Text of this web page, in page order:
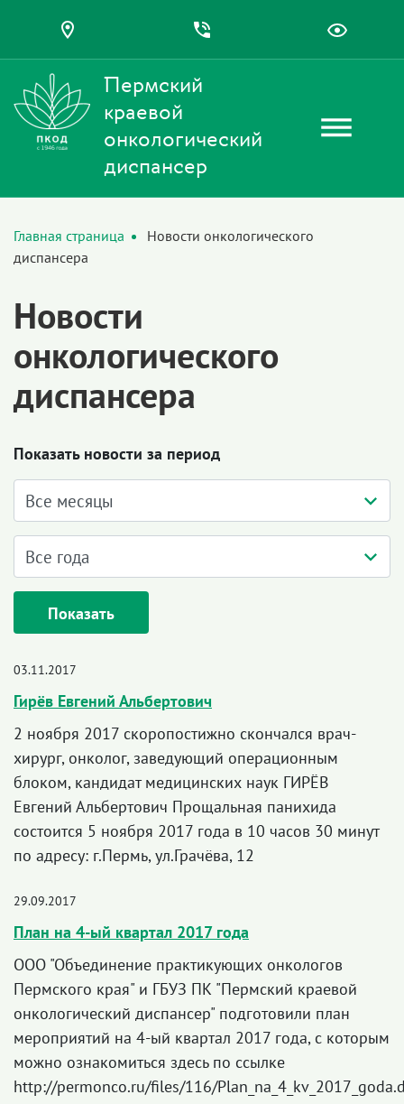
Пермский
краевой
онкологический
диспансер
Главная страница
Новости онкологического
диспансера
Новости
онкологического
диспансера
Показать новости за период
Показать
03.11.2017
Гирёв Евгений Альбертович
2 ноября 2017 скоропостижно скончался врач-
хирург, онколог, заведующий операционным
блоком, кандидат медицинских наук ГИРЁВ
Евгений Альбертович Прощальная панихида
состоится 5 ноября 2017 года в 10 часов 30 минут
по адресу: г.Пермь, ул.Грачёва, 12
29.09.2017
План на 4-ый квартал 2017 года
ООО "Объединение практикующих онкологов
Пермского края" и ГБУЗ ПК "Пермский краевой
онкологический диспансер" подготовили план
мероприятий на 4-ый квартал 2017 года, с которым
можно ознакомиться здесь по ссылке
http://permonco.ru/files/116/